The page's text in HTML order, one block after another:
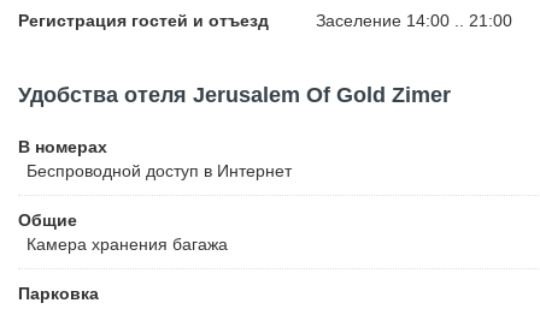
Регистрация гостей и отъезд Заселение 14:00 .. 21:00
Удобства отеля Jerusalem Of Gold Zimer
В номерах
Беспроводной доступ в Интернет
Общие
Камера хранения багажа
Парковка